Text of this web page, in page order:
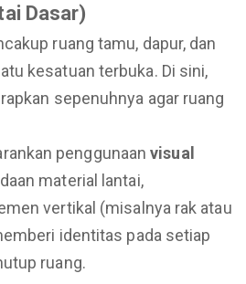
Dasar)
ruang tamu, dapur, dan
kesatuan terbuka. Di sini,
sepenuhnya agar ruang
penggunaanvisual
material lantai,
vertikal (misalnya rak atau
identitas pada setiap
ruang.